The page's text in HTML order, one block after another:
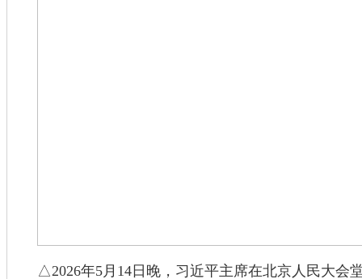
△2026年5月14日晚，习近平主席在北京人民大会